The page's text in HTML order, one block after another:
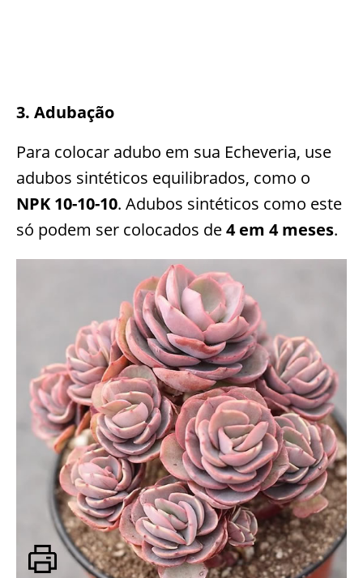
3. Adubação
Para colocar adubo em sua Echeveria, use
adubos sintéticos equilibrados, como o
NPK 10-10-10. Adubos sintéticos como este
só podem ser colocados de4 em 4 meses.